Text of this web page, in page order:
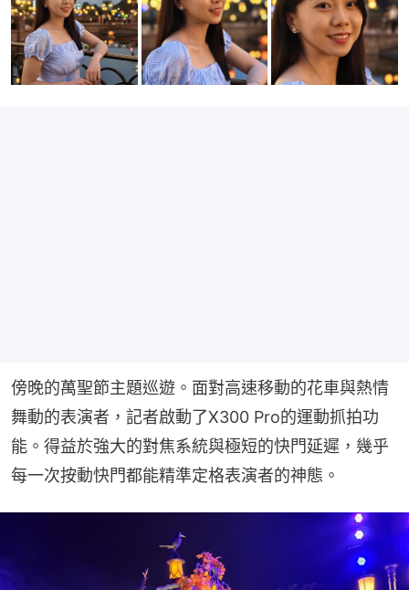
傍晚的萬聖節主題巡遊。面對高速移動的花車與熱情
舞動的表演者，記者啟動了X300 Pro的運動抓拍功
能。得益於強大的對焦系統與極短的快門延遲，幾乎
每一次按動快門都能精準定格表演者的神態。